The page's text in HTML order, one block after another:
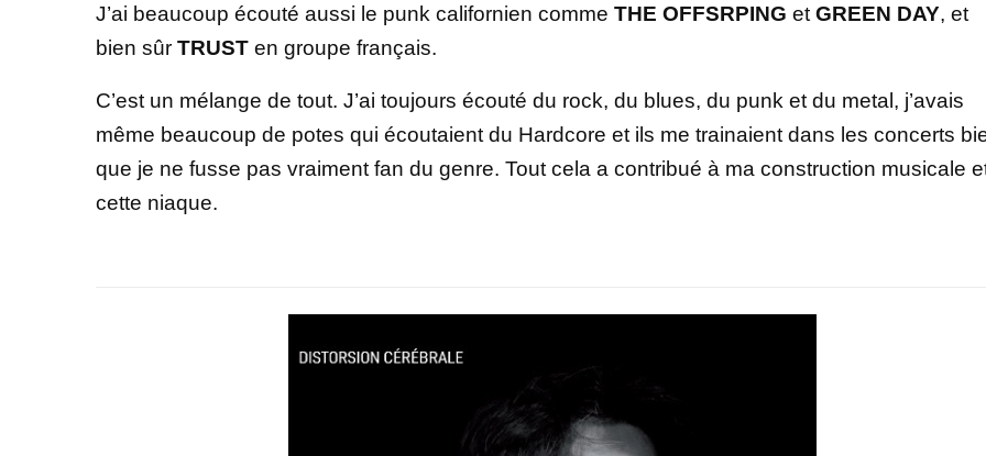
J’ai beaucoup écouté aussi le punk californien comme THE OFFSRPING et GREEN DAY, et
bien sûr TRUST en groupe français.
C’est un mélange de tout. J’ai toujours écouté du rock, du blues, du punk et du metal, j’avais
même beaucoup de potes qui écoutaient du Hardcore et ils me trainaient dans les concerts
que je ne fusse pas vraiment fan du genre. Tout cela a contribué à ma construction musicale
cette niaque.